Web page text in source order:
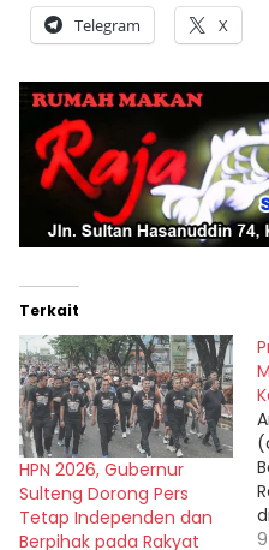
Telegram X
Terkait
HPN 2026, Gubernur
Sulteng Dorong Pers
Tetap Independen dan
Berpihak pada Rakyat ‎